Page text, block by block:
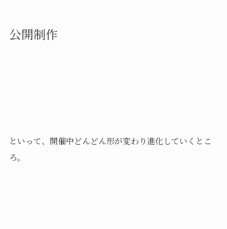
公開制作
といって、開催中どんどん形が変わり進化していくとこ
ろ。